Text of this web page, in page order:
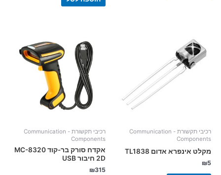
רכיבי תקשורת - Communication
Components
מקלט אינפרא אדום TL1838
₪5
רכיבי תקשורת - Communication
Components
אקדח סורק בר-קוד MC-8320
2D חיבור USB
₪315